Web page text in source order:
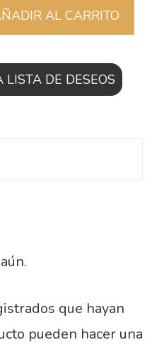
AL CARRITO
DE DESEOS
que hayan
pueden hacer una